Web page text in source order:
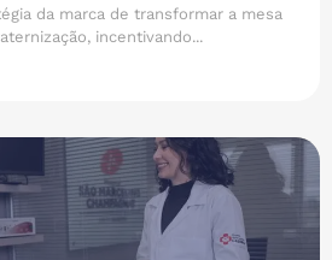
da marca de transformar a mesa
incentivando...